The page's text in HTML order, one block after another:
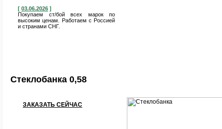
[ 03.06.2026 ]
Покупаем ст/бой всех марок по
высоким ценам. Работаем с Россией
и странами СНГ.
Cтеклобанка 0,58
ЗАКАЗАТЬ СЕЙЧАС